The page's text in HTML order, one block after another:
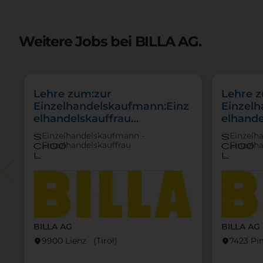
Weitere Jobs bei BILLA AG.
BILLA AG
location_on9900 Lienz (Tirol)
Lehre zum:zur
Einzelhandelskaufmann:Einz
elhandelskauffrau
Schwerpunkt
Feinkostfachverkauf
s
choo
l
Einzelhandelskaufmann -
Einzelhandelskauffrau
BILLA AG
location_on7423
Lehre
s
choo
l